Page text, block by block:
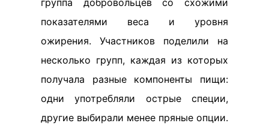
группа добровольцев со схожими
показателями веса и уровня
ожирения. Участников поделили на
несколько групп, каждая из которых
получала разные компоненты пищи:
одни употребляли острые специи,
другие выбирали менее пряные опции.